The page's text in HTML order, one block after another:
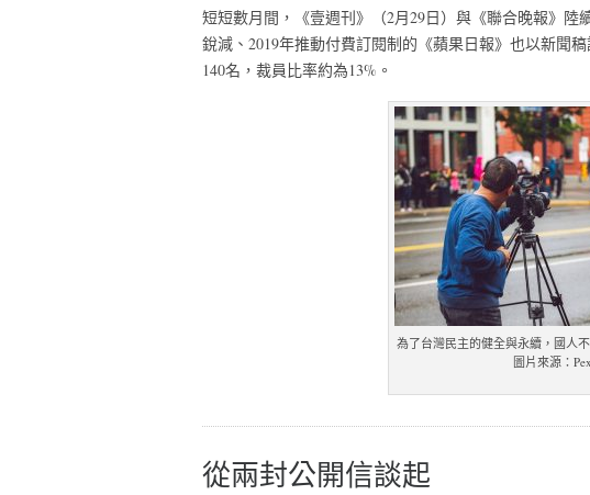
短短數月間，《壹週刊》（2月29日）與《聯合晚報》陸
銳減、2019年推動付費訂閱制的《蘋果日報》也以新聞
140名，裁員比率約為13%。
為了台灣民主的健全與永續，國人
圖片來源：
從兩封公開信談起